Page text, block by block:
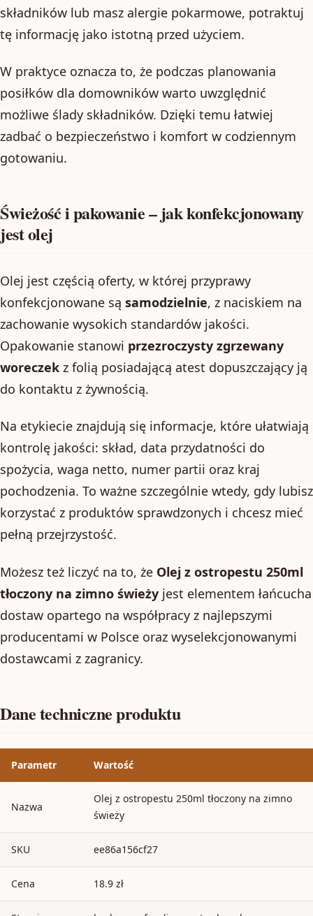
składników lub masz alergie pokarmowe, potraktuj
tę informację jako istotną przed użyciem.
W praktyce oznacza to, że podczas planowania
posiłków dla domowników warto uwzględnić
możliwe ślady składników. Dzięki temu łatwiej
zadbać o bezpieczeństwo i komfort w codziennym
gotowaniu.
Świeżość i pakowanie – jak konfekcjonowany
jest olej
Olej jest częścią oferty, w której przyprawy
konfekcjonowane są samodzielnie, z naciskiem na
zachowanie wysokich standardów jakości.
Opakowanie stanowi przezroczysty zgrzewany
woreczek z folią posiadającą atest dopuszczający ją
do kontaktu z żywnością.
Na etykiecie znajdują się informacje, które ułatwiają
kontrolę jakości: skład, data przydatności do
spożycia, waga netto, numer partii oraz kraj
pochodzenia. To ważne szczególnie wtedy, gdy lubisz
korzystać z produktów sprawdzonych i chcesz mieć
pełną przejrzystość.
Możesz też liczyć na to, że Olej z ostropestu 250ml
tłoczony na zimno świeży jest elementem łańcucha
dostaw opartego na współpracy z najlepszymi
producentami w Polsce oraz wyselekcjonowanymi
dostawcami z zagranicy.
Dane techniczne produktu
Parametr Wartość
Nazwa
Olej z ostropestu 250ml tłoczony na zimno
świeży
SKU ee86a156cf27
Cena 18.9 zł